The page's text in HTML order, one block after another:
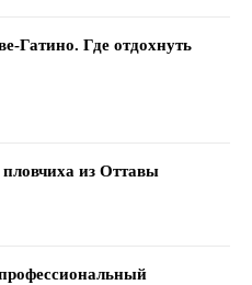
Гатино. Где отдохнуть
из Оттавы